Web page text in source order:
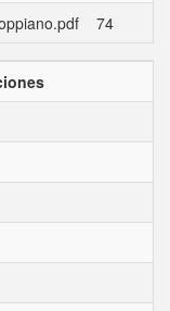
74